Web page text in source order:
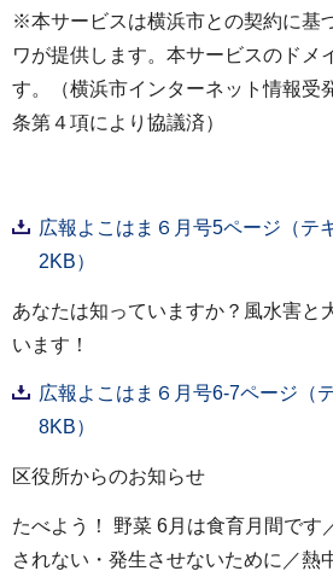
※本サービスは横浜市との契約に基
ワが提供します。本サービスのドメ
す。（横浜市インターネット情報受
条第４項により協議済）
広報よこはま６月号5ページ（テ
2KB）
あなたは知っていますか？風水害と
います！
広報よこはま６月号6-7ページ（
8KB）
区役所からのお知らせ
たべよう！ 野菜 6月は食育月間です
されない・発生させないために／熱